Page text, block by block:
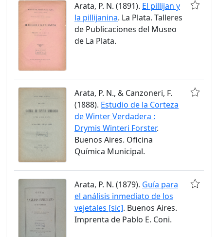
Arata, P. N. (1891). El pillijan y
la pillijanina. La Plata. Talleres
de Publicaciones del Museo
de La Plata.
Arata, P. N., & Canzoneri, F.
(1888). Estudio de la Corteza
de Winter Verdadera :
Drymis Winteri Forster.
Buenos Aires. Oficina
Química Municipal.
Arata, P. N. (1879). Guía para
el análisis inmediato de los
vejetales [sic]. Buenos Aires.
Imprenta de Pablo E. Coni.